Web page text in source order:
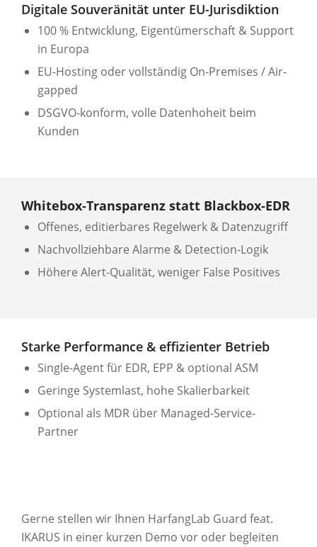
Digitale Souveränität unter EU-Jurisdiktion
100 % Entwicklung, Eigentümerschaft & Support
in Europa
EU-Hosting oder vollständig On-Premises / Air-
gapped
DSGVO-konform, volle Datenhoheit beim
Kunden
Whitebox-Transparenz statt Blackbox-EDR
Offenes, editierbares Regelwerk & Datenzugriff
Nachvollziehbare Alarme & Detection-Logik
Höhere Alert-Qualität, weniger False Positives
Starke Performance & effizienter Betrieb
Single-Agent für EDR, EPP & optional ASM
Geringe Systemlast, hohe Skalierbarkeit
Optional als MDR über Managed-Service-
Partner
Gerne stellen wir Ihnen HarfangLab Guard feat.
IKARUS in einer kurzen Demo vor oder begleiten